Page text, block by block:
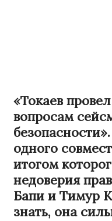
«Токаев
вопросам
одного
итогом
недоверия
Бапи и Тимур
знать, она